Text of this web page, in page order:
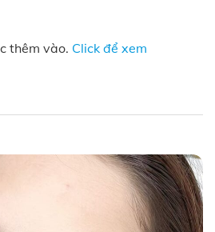
thêm vào. Click để xem